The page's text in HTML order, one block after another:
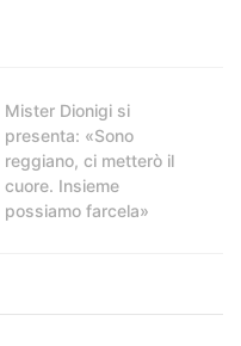
Mister Dionigi si
presenta: «Sono
reggiano, ci metterò il
cuore. Insieme
possiamo farcela»